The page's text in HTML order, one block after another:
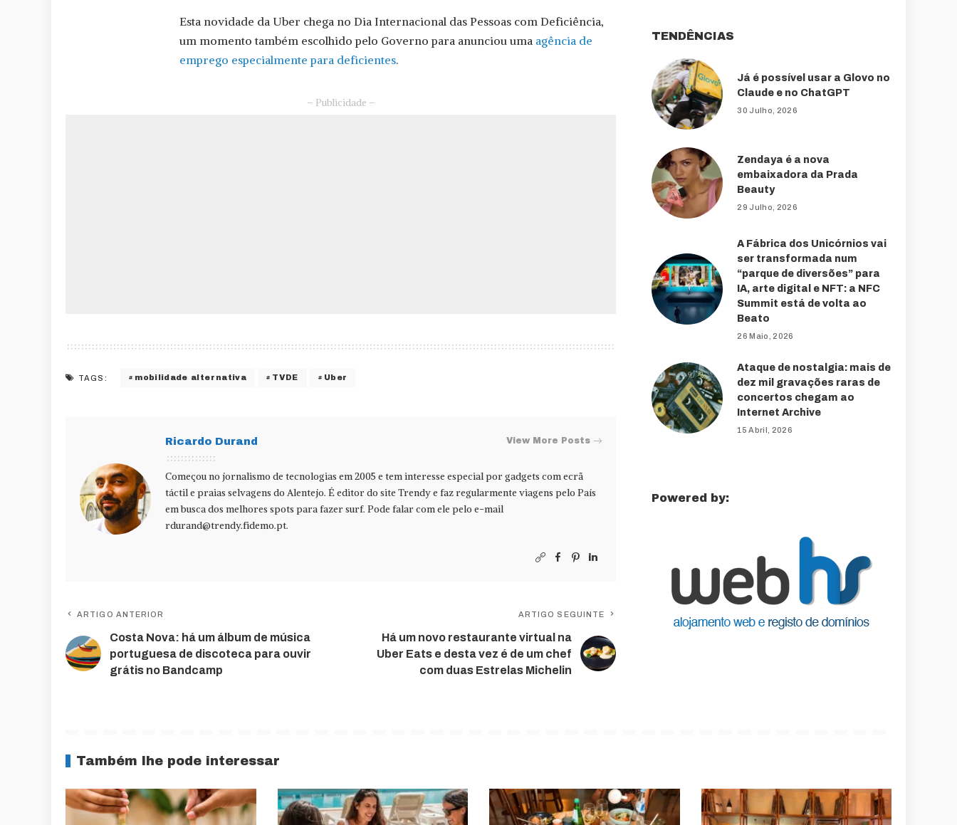
Esta novidade da Uber chega no Dia Internacional das Pessoas com Deficiência,
um momento também escolhido pelo Governo para anunciou uma agência de
emprego especialmente para deficientes.
– Publicidade –
TAGS: mobilidade alternativa TVDE Uber
Ricardo Durand View More Posts
Começou no jornalismo de tecnologias em 2005 e tem interesse especial por gadgets com ecrã
táctil e praias selvagens do Alentejo. É editor do site Trendy e faz regularmente viagens pelo País
em busca dos melhores spots para fazer surf. Pode falar com ele pelo e-mail
rdurand@trendy.fidemo.pt.
ARTIGO ANTERIOR
Costa Nova: há um álbum de música
portuguesa de discoteca para ouvir
grátis no Bandcamp
ARTIGO SEGUINTE
Há um novo restaurante virtual na
Uber Eats e desta vez é de um chef
com duas Estrelas Michelin
TENDÊNCIAS
Já é possível usar a Glovo no
Claude e no ChatGPT
30 Julho, 2026
Zendaya é a nova
embaixadora da Prada
Beauty
29 Julho, 2026
A Fábrica dos Unicórnios vai
ser transformada num
“parque de diversões” para
IA, arte digital e NFT: a NFC
Summit está de volta ao
Beato
26 Maio, 2026
Ataque de nostalgia: mais de
dez mil gravações raras de
concertos chegam ao
Internet Archive
15 Abril, 2026
Powered by:
Também lhe pode interessar